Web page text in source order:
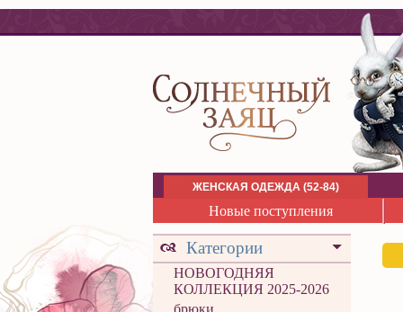
ЖЕНСКАЯ ОДЕЖДА (52-84)
Новые поступления
Категории
НОВОГОДНЯЯ
КОЛЛЕКЦИЯ 2025-2026
брюки